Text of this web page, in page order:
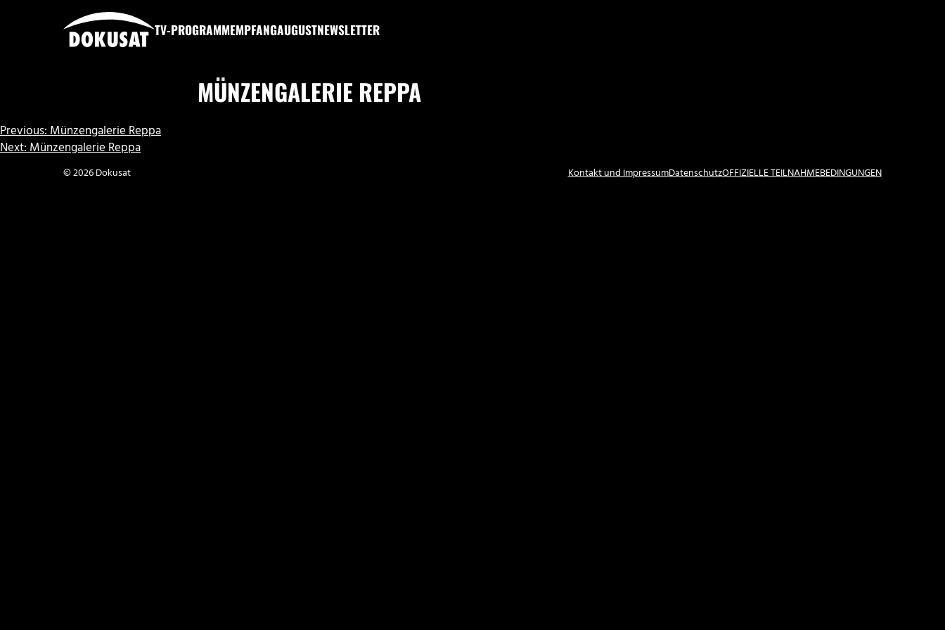
TV-PROGRAMMEMPFANGAUGUSTNEWSLETTER
MÜNZENGALERIE REPPA
BEITRAGSNAVIGATION
Previous:Münzengalerie Reppa
Next:Münzengalerie Reppa
© 2026 Dokusat Kontakt und ImpressumDatenschutzOFFIZIELLE TEILNAHMEBEDINGUNGEN